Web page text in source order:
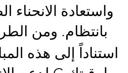
واستعادة الانحناء
بانتظام. ومن
استناداً إلى هذه